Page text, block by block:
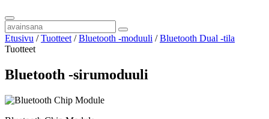
Etusivu /Tuotteet /Bluetooth -moduuli /Bluetooth Dual -tila
Tuotteet
Bluetooth -sirumoduuli